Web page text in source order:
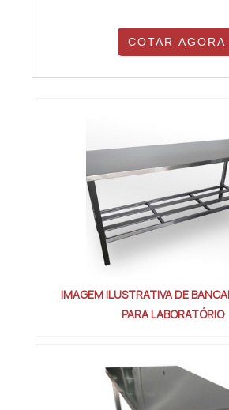
COTAR AGORA
IMAGEM ILUSTRATIVA DE
PARA LABORATÓRIO